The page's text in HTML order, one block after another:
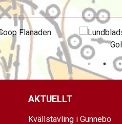
AKTUELLT
Kvällstävling i Gunnebo